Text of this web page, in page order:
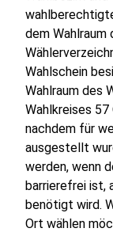
dem Wahlraum
Wahlschein
Wahlraum des
Wahlkreises 57
nachdem für
ausgestellt
werden, wenn
barrierefrei ist,
benötigt wird.
Ort wählen